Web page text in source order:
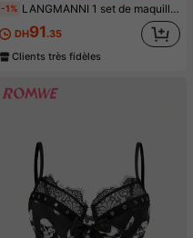
-1% LANGMANNI 1 set de maquillage pour les lèvres : rouge à lèvres liquide mat marqueur, très pigmenté, longue tenue, waterproof, crayon à lèvres multifonctionnel pour le contour des lèvres
DH91.35
Clients très fidèles